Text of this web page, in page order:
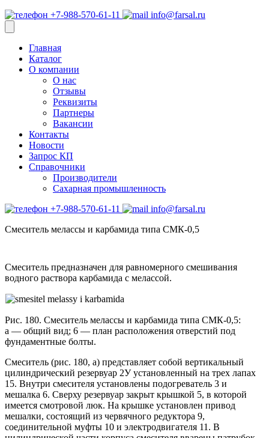
+7-988-570-61-11
info@farsal.ru
Главная
Каталог
О компании
О нас
Отзывы
Реквизиты
Партнеры
Вакансии
Контакты
Новости
Запрос КП
Справочники
Производители
Сахарная промышленность
+7-988-570-61-11
info@farsal.ru
Смеситель мелассы и карбамида типа СМК-0,5
Смеситель предназначен для равномерного смешивания
водного раствора карбамида с мелассой.
Рис. 180. Смеситель мелассы и карбамида типа СМК-0,5:
а — общий вид; 6 — план расположения отверстий под
фундаментные болты.
Смеситель (рис. 180, а) представляет собой вертикальный
цилиндрический резервуар 2У установленный на трех лапах
15. Внутри смесителя установлены подогреватель 3 и
мешалка 6. Сверху резервуар закрыт крышкой 5, в которой
имеется смотровой люк. На крышке установлен привод
мешалки, состоящий из червячного редуктора 9,
соединительной муфты 10 и электродвигателя 11. В